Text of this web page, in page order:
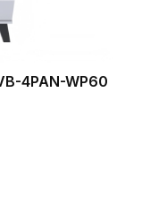
4PAN-WP60